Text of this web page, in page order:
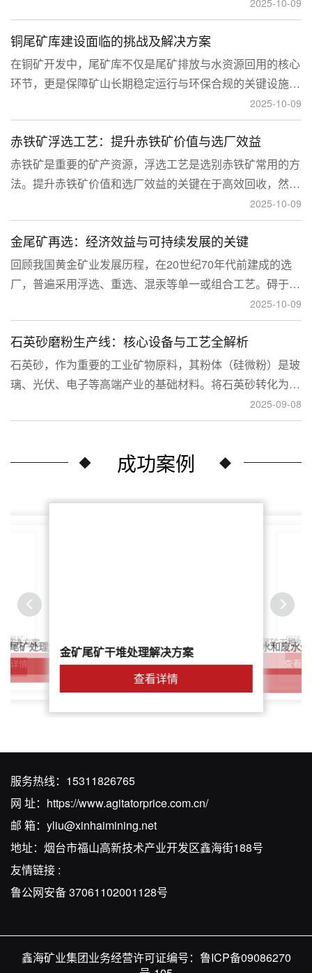
回水系统。根据地形，尾矿库可分为山谷型、山坡型、平地
型和河流拦截型。
2025-10-09
铜尾矿库建设面临的挑战及解决方案
在铜矿开发中，尾矿库不仅是尾矿排放与水资源回用的核心
环节，更是保障矿山长期稳定运行与环保合规的关键设施。
然而，铜矿尾矿本身具有粒度细、水量大、化学活性强等特
性，使尾矿库在坝体稳定、防渗处理与排洪系统设计方面面
临更高技术挑战。
2025-10-09
赤铁矿浮选工艺：提升赤铁矿价值与选厂效益
赤铁矿是重要的矿产资源，浮选工艺是选别赤铁矿常用的方
法。提升赤铁矿价值和选厂效益的关键在于高效回收，然
而，赤铁矿往往存在嵌布粒度细、易泥化、存在高硅铝杂质
等特征。利用传统的浮选工艺进行处理会面临回收率低、精
矿品位不稳定、药剂成本高等问题。
2025-10-09
金尾矿再选：经济效益与可持续发展的关键
回顾我国黄金矿业发展历程，在20世纪70年代前建成的选
厂，普遍采用浮选、重选、混汞等单一或组合工艺。碍于当
时选矿工艺水平的限制，回收率普遍较低，大量细粒金、包
裹金或与特定矿物共生的金流失到尾矿中，造成了巨大的经
济损失。
2025-10-09
石英砂磨粉生产线：核心设备与工艺全解析
石英砂，作为重要的工业矿物原料，其粉体（硅微粉）是玻
璃、光伏、电子等高端产业的基础材料。将石英砂转化为高
附加值的粉体，离不开一套专业的石英砂磨粉成套设备。本
文将从设备、工艺到应用，为您全面解析这条生产线。
2025-09-08
成功案例
尾矿
解决方案
详情
尾矿处理解决方案简介金矿尾矿干堆处理解决方案
查看详情
鑫海尾矿处理系统：尾矿水和废水
解决方案
针对稀土尾矿干堆处
查看
尾矿干
服务热线： 15311826765
网 址： https://www.agitatorprice.com.cn/
邮 箱： yliu@xinhaimining.net
地址：烟台市福山高新技术产业开发区鑫海街188号
友情链接 :
鲁公网安备 37061102001128号
鑫海矿业集团业务经营许可证编号： 鲁ICP备09086270